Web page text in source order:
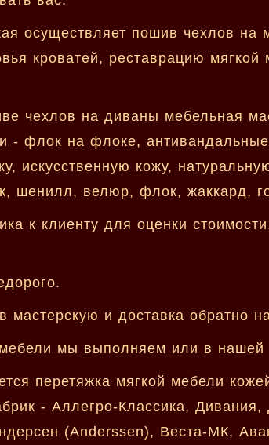
осуществляет пошив чехлов на
кроватей, реставрацию
чехлов на диваны мебельная
- флок на флоке, антивандальные
искусственную кожу,
шенилл, велюр, флок, жаккард,
к клиенту для оценки
мастерскую и доставка обратно
мы выполняем или в нашей
перетяжка мягкой мебели
- Аллегро-Классика,
(Anderssen), Веста-МК,